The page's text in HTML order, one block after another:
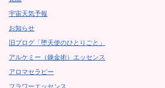
宇宙天気予報
お知らせ
旧ブログ「堕天使のひとりごと」
アルケミー（錬金術）エッセンス
アロマセラピー
フラワーエッセンス